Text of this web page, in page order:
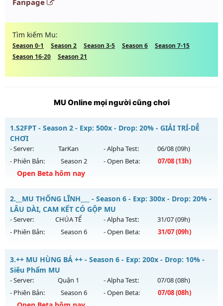
Fanpage
Tìm kiếm Mu:
Season 0-1 Season 2 Season 3-5 Season 6
Season 7-15
Season 16-20
Season 21
MU Online mọi người cũng chơi
1.S2FPT - Season 2 - Exp: 500x - Drop: 20% - GIẢI TRÍ-DỄ
CHƠI
- Server: TarKan - Alpha Test: 06/08(09h)
- Phiên Bản:
Season 2 - Open Beta: 07/08(13h)
Open Beta hôm nay
S2FPT - GIẢI TRÍ-DỄ CHƠI
Mu mới ra tháng 08 2026 - Mở máy chủ
ngày 07/08/2626
Exp: 500x - Drop: 20%
Thể loại: Mu Nguyên bản Webzen
Antihack: PRO
2. __MU THỐNG LĨNH___ - Season 6 - Exp: 300x - Drop: 20% -
LÂU DÀI, CAM KẾT CÓ GỘP MU
- Server: CHÚA TỂ - Alpha Test: 31/07(09h)
- Phiên Bản:
Season 6 - Open Beta: 31/07(09h)
__MU THỐNG LĨNH___ - LÂU DÀI, CAM KẾT CÓ GỘP MU
Mu mới ra tháng 07 2026 - Mở máy chủ
ngày 31/07/2626
Exp: 300x - Drop: 20%
3.++ MU HÙNG BÁ ++ - Season 6 - Exp: 200x - Drop: 10% -
Siêu Phẩm MU
- Server: Quận 1 - Alpha Test: 07/08(08h)
- Phiên Bản:
Season 6 - Open Beta: 07/08(08h)